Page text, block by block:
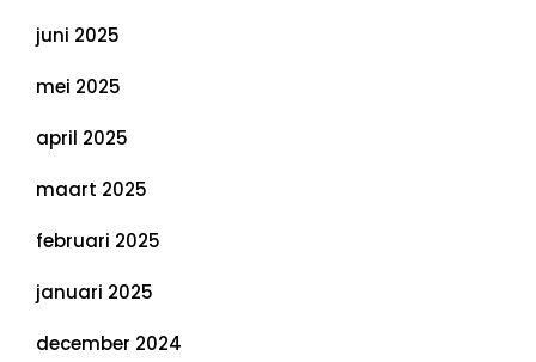
juni 2025
mei 2025
april 2025
maart 2025
februari 2025
januari 2025
december 2024